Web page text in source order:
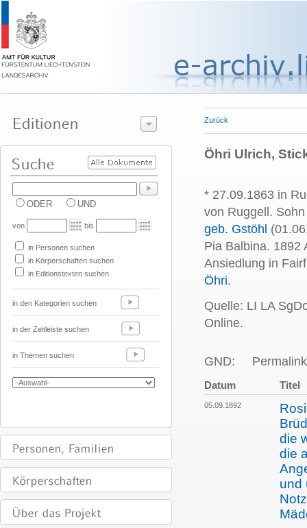
ODER UND
von bis
in Personen suchen
in Körperschaften suchen
in Editionstexten suchen
in den Kategorien suchen
in der Zeitleiste suchen
in Themen suchen
Zurück
Öhri Ulrich,
* 27.09.1863 in
von Ruggell.
geb. Gstöhl
Pia Balbina. 1892
Ansiedlung in
Öhri.
Quelle: LI LA
Online.
GND:
Datum Titel
05.09.1892
die
die
und